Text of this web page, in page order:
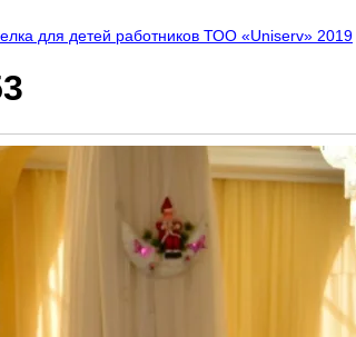
для детей работников ТОО «Uniserv» 2019